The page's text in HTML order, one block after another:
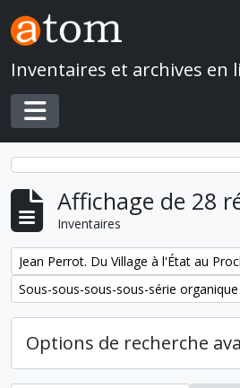
Skip to main content
Inventaires et archives en
Toggle navigation
Affichage de 28
Inventaires
Remove filter:
Jean Perrot. Du Village à l'État au
Remove filter:
Sous-sous-sous-sous-série organique
Options de recherche